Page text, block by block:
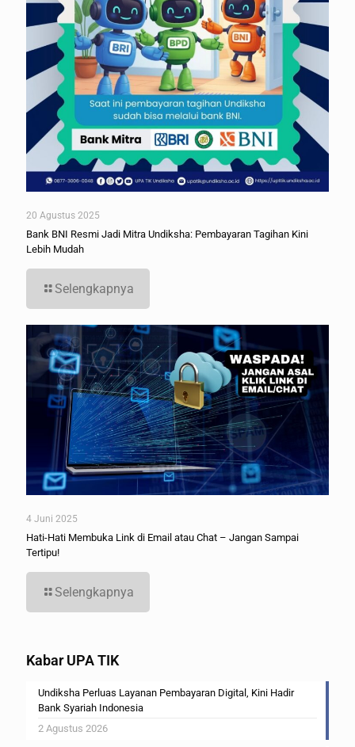
20 Agustus 2025
Bank BNI Resmi Jadi Mitra Undiksha: Pembayaran Tagihan Kini
Lebih Mudah
Selengkapnya
4 Juni 2025
Hati-Hati Membuka Link di Email atau Chat – Jangan Sampai
Tertipu!
Selengkapnya
Kabar UPA TIK
Undiksha Perluas Layanan Pembayaran Digital, Kini Hadir
Bank Syariah Indonesia
2 Agustus 2026